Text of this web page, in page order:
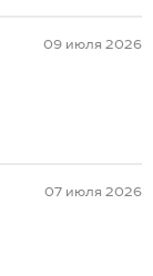
09 июля 2026
07 июля 2026